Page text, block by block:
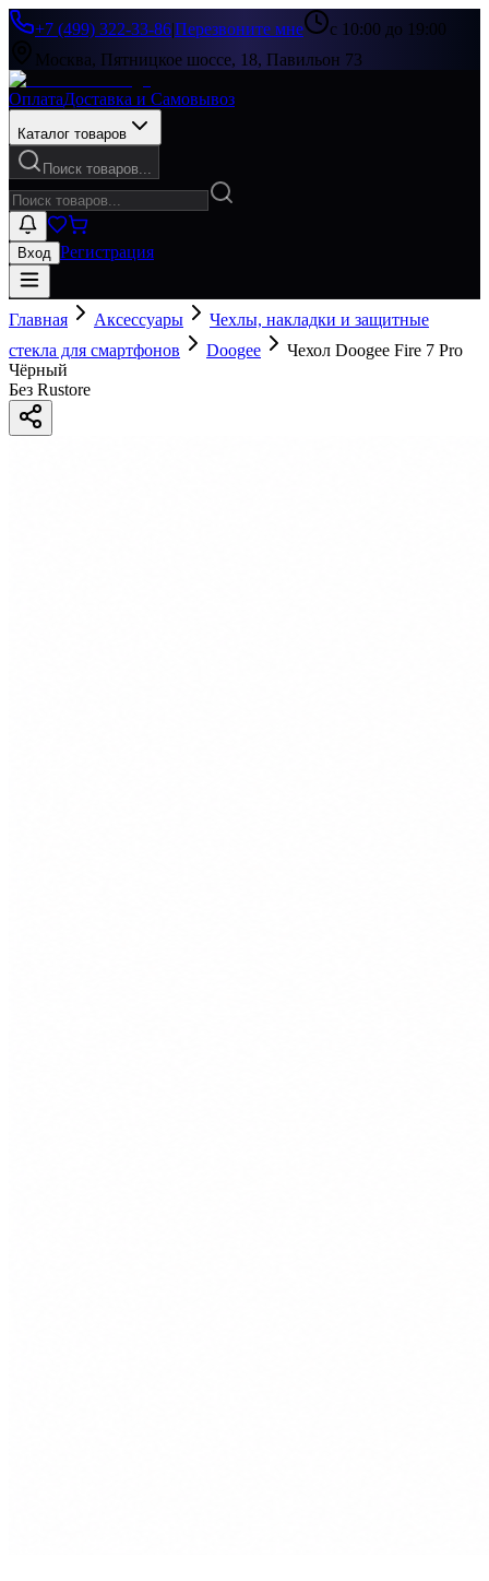
+7 (499) 322-33-86|Перезвоните мне
с 10:00 до 19:00
Москва, Пятницкое шоссе, 18, Павильон 73
ОплатаДоставка и Самовывоз
Каталог товаров
Поиск товаров...
Вход Регистрация
Главная Аксессуары
Чехлы, накладки и защитные
стекла для смартфонов
Doogee
Чехол Doogee Fire 7 Pro
Чёрный
Без Rustore